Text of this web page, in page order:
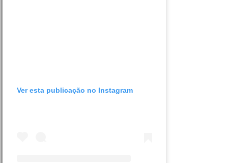
Ver esta publicação no Instagram